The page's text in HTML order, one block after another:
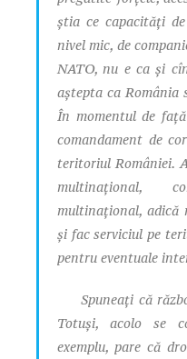
știa ce capacități
nivel mic, de
NATO, nu e ca și
aștepta ca România
În momentul de
comandament de
teritoriul României.
multinațional,
multinațional,
și fac serviciul pe
pentru eventuale
Spuneați că
Totuși, acolo se
exemplu, pare că